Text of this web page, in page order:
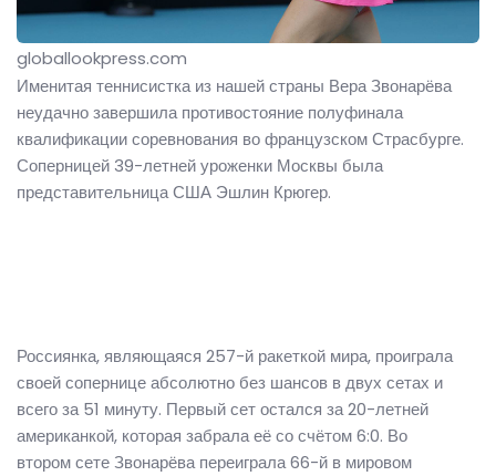
globallookpress.com
Именитая теннисистка из нашей страны Вера Звонарёва
неудачно завершила противостояние полуфинала
квалификации соревнования во французском Страсбурге.
Соперницей 39-летней уроженки Москвы была
представительница США Эшлин Крюгер.
Россиянка, являющаяся 257-й ракеткой мира, проиграла
своей сопернице абсолютно без шансов в двух сетах и
всего за 51 минуту. Первый сет остался за 20-летней
американкой, которая забрала её со счётом 6:0. Во
втором сете Звонарёва переиграла 66-й в мировом